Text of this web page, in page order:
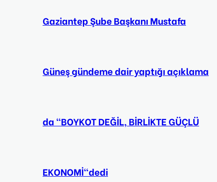
Gaziantep Şube Başkanı Mustafa
Güneş gündeme dair yaptığı açıklama
da “BOYKOT DEĞİL, BİRLİKTE GÜÇLÜ
EKONOMİ“dedi